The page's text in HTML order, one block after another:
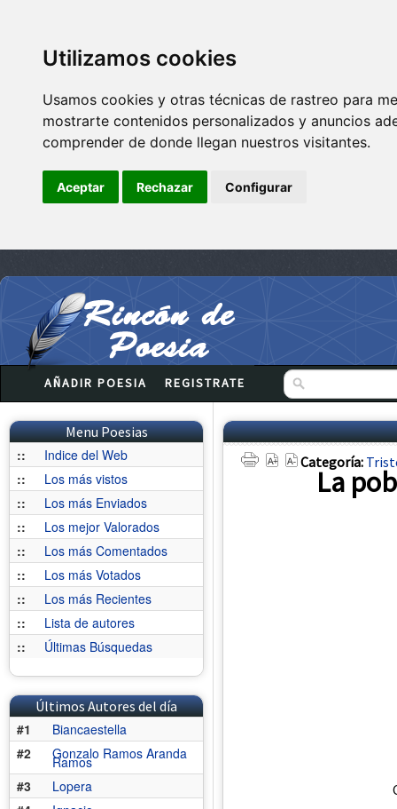
Utilizamos cookies
Usamos cookies y otras técnicas de rastreo para
mostrarte contenidos personalizados y anuncios
comprender de donde llegan nuestros visitantes.
Aceptar Rechazar Configurar
AÑADIR POESIA REGISTRATE
Menu Poesias
::
Indice del Web
::
Los más vistos
::
Los más Enviados
::
Los mejor Valorados
::
Los más Comentados
::
Los más Votados
::
Los más Recientes
::
Lista de autores
::
Últimas Búsquedas
Últimos Autores del día
#1
Biancaestella
#2
Gonzalo Ramos Aranda
Ramos
#3
Lopera
Categoría:
La